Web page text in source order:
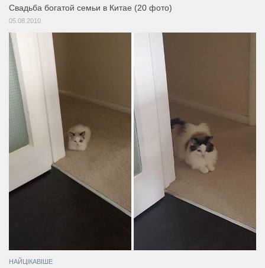
Свадьба богатой семьи в Китае (20 фото)
05.08.2010
НАЙЦІКАВІШЕ